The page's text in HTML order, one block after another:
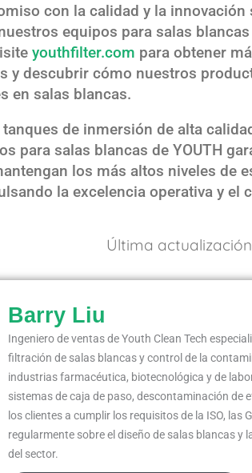
con la calidad y la innovación
equipos para salas
youthfilter.com para obtener
y descubrir cómo nuestros
en salas blancas.
de inmersión de alta
para salas blancas de YOUTH
los más altos niveles de
la excelencia operativa y el
Última
Barry Liu
Ingeniero de ventas de Youth Clean Tech
filtración de salas blancas y control de la
industrias farmacéutica, biotecnológica y de
sistemas de caja de paso, descontaminación de
los clientes a cumplir los requisitos de la ISO, las
regularmente sobre el diseño de salas blancas y
del sector.